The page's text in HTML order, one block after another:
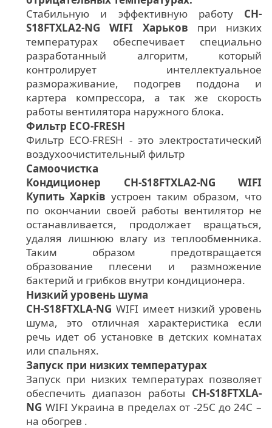
Стабильную и эффективную работу CH-
S18FTXLA2-NG WIFI Харьков при низких
температурах обеспечивает специально
разработанный алгоритм, который
контролирует интеллектуальное
размораживание, подогрев поддона и
картера компрессора, а так же скорость
работы вентилятора наружного блока.
Фильтр ЕСО-FRESH
Фильтр ЕСО-FRESH - это электростатический
воздухоочистительный фильтр
Самоочистка
Кондиционер CH-S18FTXLA2-NG WIFI
Купить Харків устроен таким образом, что
по окончании своей работы вентилятор не
останавливается, продолжает вращаться,
удаляя лишнюю влагу из теплообменника.
Таким образом предотвращается
образование плесени и размножение
бактерий и грибков внутри кондиционера.
Низкий уровень шума
CH-S18FTXLA-NG WIFI имеет низкий уровень
шума, это отличная характеристика если
речь идет об установке в детских комнатах
или спальнях.
Запуск при низких температурах
Запуск при низких температурах позволяет
обеспечить диапазон работы CH-S18FTXLA-
NG WIFI Украина в пределах от -25С до 24С –
на обогрев .